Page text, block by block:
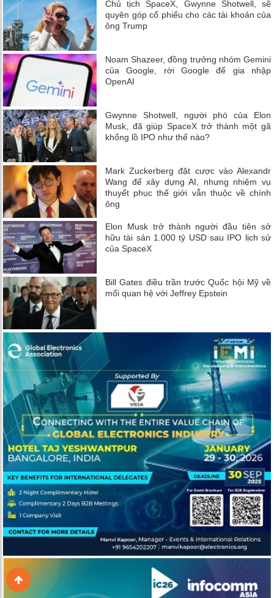
Chủ tịch SpaceX, Gwynne Shotwell, sẽ
quyên góp cổ phiếu cho các tài khoản của
ông Trump
Noam Shazeer, đồng trưởng nhóm Gemini
của Google, rời Google để gia nhập
OpenAI
Gwynne Shotwell, người phó của Elon
Musk, đã giúp SpaceX trở thành một gã
khổng lồ IPO như thế nào?
Mark Zuckerberg đặt cược vào Alexandr
Wang để xây dựng AI, nhưng nhiệm vụ
thuyết phục thế giới vẫn thuộc về chính
ông
Elon Musk trở thành người đầu tiên sở
hữu tài sản 1.000 tỷ USD sau IPO lịch sử
của SpaceX
Bill Gates điều trần trước Quốc hội Mỹ về
mối quan hệ với Jeffrey Epstein